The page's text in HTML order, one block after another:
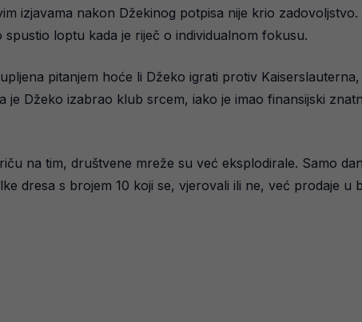
izjavama nakon Džekinog potpisa nije krio
loptu kada je riječ o individualnom fokusu.
pitanjem hoće li Džeko igrati protiv
je Džeko izabrao klub srcem, iako je imao finansijski
na tim, društvene mreže su već eksplodirale. Samo
dresa s brojem 10 koji se, vjerovali ili ne, već prodaje u